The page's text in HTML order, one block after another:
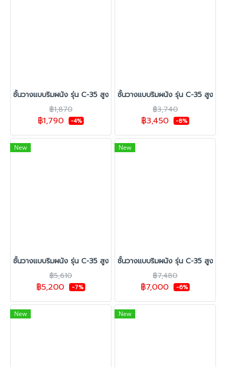
ชั้นวางแบบริมผนัง รุ่น C-35 สูง 1.50 ซม. กว้าง 70 ซม. 1 ชุดต้น
฿1,870
฿1,790 -4%
ชั้นวางแบบริมผนัง รุ่น C-35 สูง
฿3,740
฿3,450 -8%
New
ชั้นวางแบบริมผนัง รุ่น C-35 สูง 1.50 ซม. กว้าง 70 ซม. 1 ชุดต้น 2 ชุ
฿5,610
฿5,200 -7%
New
ชั้นวางแบบริมผนัง รุ่น C-35 สูง
฿7,480
฿7,000 -6%
New New